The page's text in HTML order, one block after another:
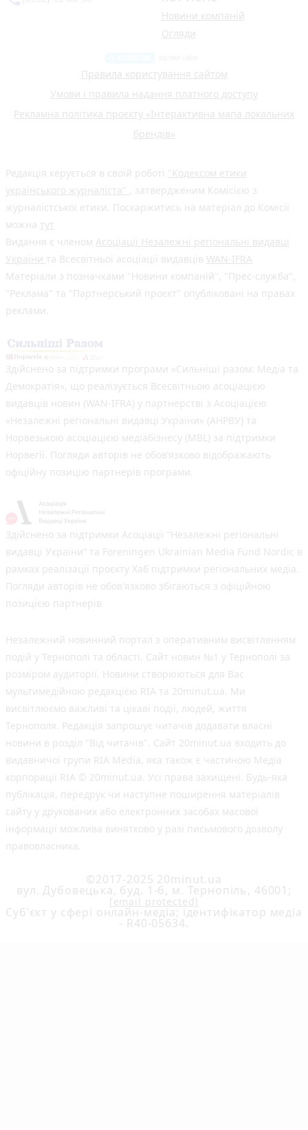
Новини компаній
Огляди
Правила користування сайтом
Умови і правила надання платного доступу
Рекламна політика проєкту «Інтерактивна мапа локальних
брендів»
Редакція керується в своїй роботі "Кодексом етики
українського журналіста"
, затвердженим Комісією з
журналістської етики. Поскаржитись на матеріал до Комісії
можна тут
Видання є членом Асоціації Незалежні регіональні видавці
України та Всесвітньої асоціації видавців WAN-IFRA
Матеріали з позначками "Новини компаній", "Прес-служба",
"Реклама" та "Партнерський проєкт" опубліковані на правах
реклами.
Здійснено за підтримки програми «Сильніші разом: Медіа та
Демократія», що реалізується Всесвітньою асоціацією
видавців новин (WAN-IFRA) у партнерстві з Асоціацією
«Незалежні регіональні видавці України» (АНРВУ) та
Норвезькою асоціацією медіабізнесу (MBL) за підтримки
Норвегії. Погляди авторів не обов’язково відображають
офіційну позицію партнерів програми.
Здійснено за підтримки Асоціації “Незалежні регіональні
видавці України” та Foreningen Ukrainian Media Fund Nordic в
рамках реалізації проєкту Хаб підтримки регіональних медіа.
Погляди авторів не обов'язково збігаються з офіційною
позицією партнерів
Незалежний новинний портал з оперативним висвітленням
подій у Тернополі та області. Сайт новин №1 у Тернополі за
розміром аудиторії. Новини створюються для Вас
мультимедійною редакцією RIA та 20minut.ua. Ми
висвітлюємо важливі та цікаві події, людей, життя
Тернополя. Редакція запрошує читачів додавати власні
новини в розділ "Від читачів". Сайт 20minut.ua входить до
видавничої групи RIA Media, яка також є частиною Медіа
корпорації RIA © 20minut.ua. Усі права захищені. Будь-яка
публiкацiя, передрук чи наступне поширення матеріалів
сайту у друкованих або електронних засобах масової
інформації можлива винятково у разі письмового дозволу
правовласника.
©2017-2025 20minut.ua
вул. Дубовецька, буд. 1-б, м. Тернопіль, 46001;
[email protected]
Cуб'єкт у сфері онлайн-медіа; ідентифікатор медіа
- R40-05634.